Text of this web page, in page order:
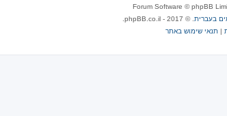
. © 2017 - phpBB.co.il.
|תנאי שימוש באתר